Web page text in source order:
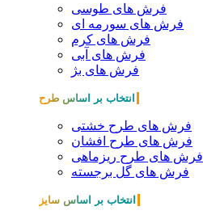
فرش های طوسی
فرش های سورمه ای
فرش های کرم
فرش های آبی
فرش های بژ
انتخاب بر اساس طرح
فرش های طرح خشتی
فرش های طرح افشان
فرش های طرح ریزماهی
فرش های گل برجسته
انتخاب بر اساس سایز